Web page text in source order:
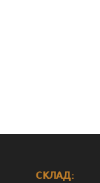
СКЛАД: